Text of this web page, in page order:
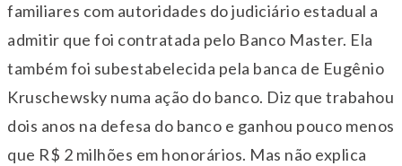
familiares com autoridades do judiciário estadual a
admitir que foi contratada pelo Banco Master. Ela
também foi subestabelecida pela banca de Eugênio
Kruschewsky numa ação do banco. Diz que trabahou
dois anos na defesa do banco e ganhou pouco menos
que R$ 2 milhões em honorários. Mas não explica